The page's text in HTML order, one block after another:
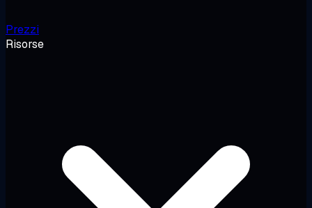
Prezzi
Risorse